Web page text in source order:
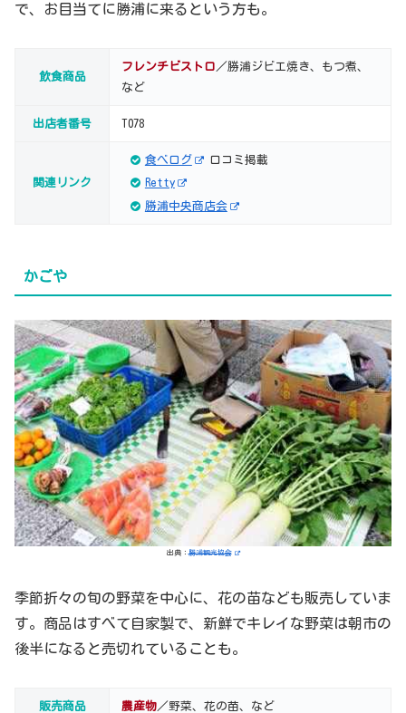
で、お目当てに勝浦に来るという方も。
飲食商品
フレンチビストロ ／勝浦ジビエ焼き、もつ煮、
など
出店者番号 T078
関連リンク
食べログ
口コミ掲載
Retty
勝浦中央商店会
かごや
出典：勝浦観光協会
季節折々の旬の野菜を中心に、花の苗なども販売していま
す。商品はすべて自家製で、新鮮でキレイな野菜は朝市の
後半になると売切れていることも。
販売商品 農産物 ／野菜、花の苗、など